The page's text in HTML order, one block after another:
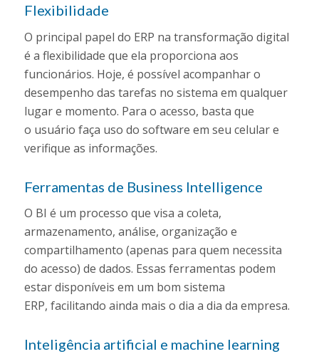
Flexibilidade
O principal papel do ERP na transformação digital
é a flexibilidade que ela proporciona aos
funcionários. Hoje, é possível acompanhar o
desempenho das tarefas no sistema em qualquer
lugar e momento. Para o acesso, basta que
o usuário faça uso do software em seu celular e
verifique as informações.
Ferramentas de Business Intelligence
O BI é um processo que visa a coleta,
armazenamento, análise, organização e
compartilhamento (apenas para quem necessita
do acesso) de dados. Essas ferramentas podem
estar disponíveis em um bom sistema
ERP, facilitando ainda mais o dia a dia da empresa.
Inteligência artificial e machine learning